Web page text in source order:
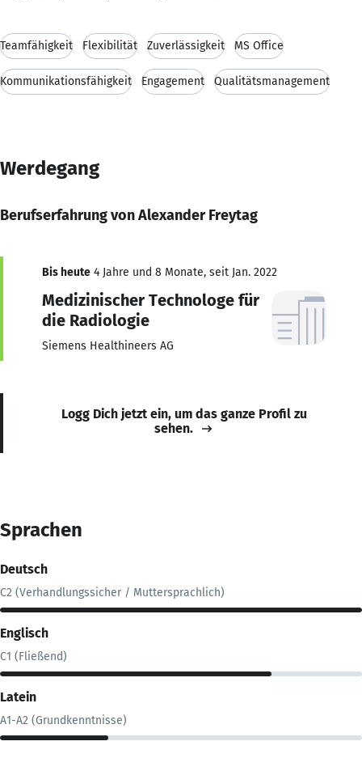
Teamfähigkeit Flexibilität Zuverlässigkeit MS Office
Kommunikationsfähigkeit Engagement Qualitätsmanagement
Werdegang
Berufserfahrung von Alexander Freytag
Bis heute 4 Jahre und 8 Monate, seit Jan. 2022
Medizinischer Technologe für
die Radiologie
Siemens Healthineers AG
Logg Dich jetzt ein, um das ganze Profil zu
sehen.
Sprachen
Deutsch
C2 (Verhandlungssicher / Muttersprachlich)
Englisch
C1 (Fließend)
Latein
A1-A2 (Grundkenntnisse)